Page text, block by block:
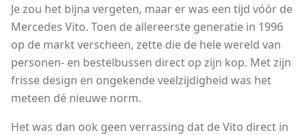
Je zou het bijna vergeten, maar er was een tijd vóór de
Mercedes Vito. Toen de allereerste generatie in 1996
op de markt verscheen, zette die de hele wereld van
personen- en bestelbussen direct op zijn kop. Met zijn
frisse design en ongekende veelzijdigheid was het
meteen dé nieuwe norm.
Het was dan ook geen verrassing dat de Vito direct in